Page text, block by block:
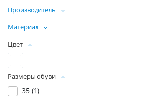
Производитель
Материал
Цвет
Размеры обуви
35 (1)